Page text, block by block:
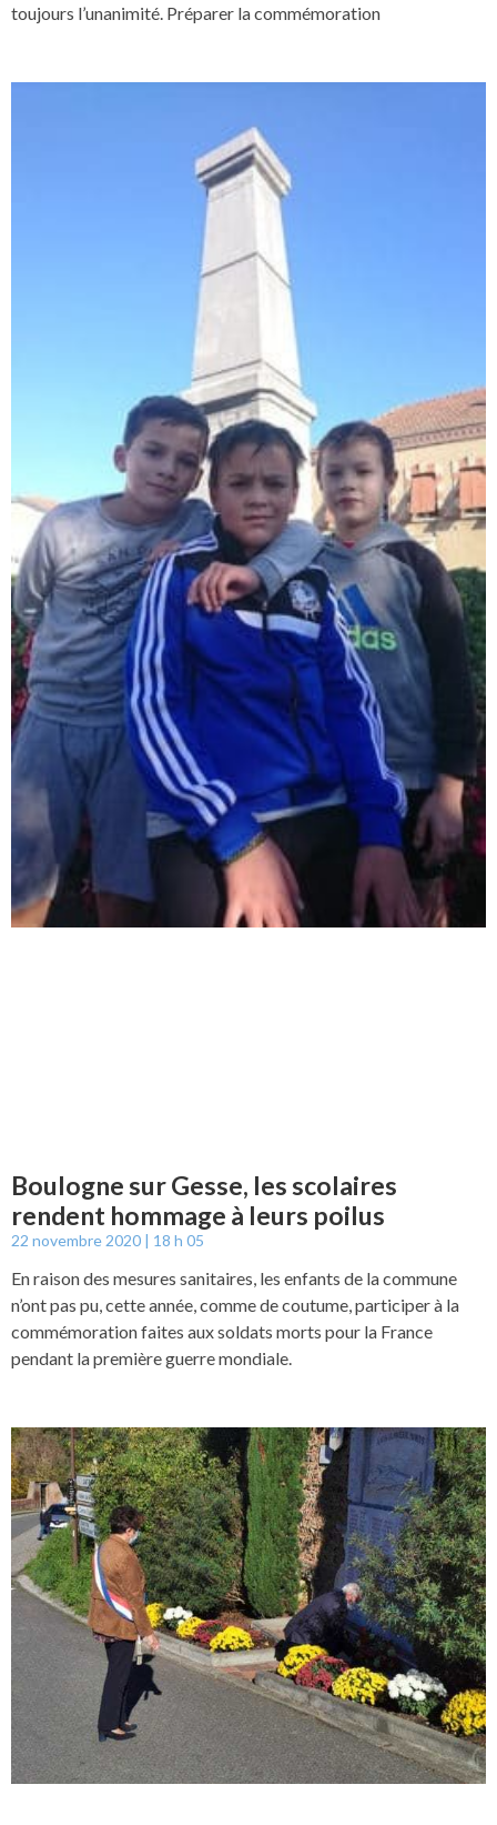
toujours l’unanimité. Préparer la commémoration
Boulogne sur Gesse, les scolaires
rendent hommage à leurs poilus
22 novembre 2020 18 h 05
En raison des mesures sanitaires, les enfants de la commune
n’ont pas pu, cette année, comme de coutume, participer à la
commémoration faites aux soldats morts pour la France
pendant la première guerre mondiale.